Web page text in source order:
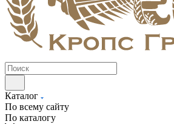
Каталог
По всему сайту
По каталогу